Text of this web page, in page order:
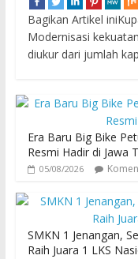
Bagikan Artikel
Modernisasi
diukur dari jumlah
Era Baru Big Bike
Resmi Hadir di Jawa
05/08/2026
SMKN 1 Jenangan,
Raih Juara 1 LKS